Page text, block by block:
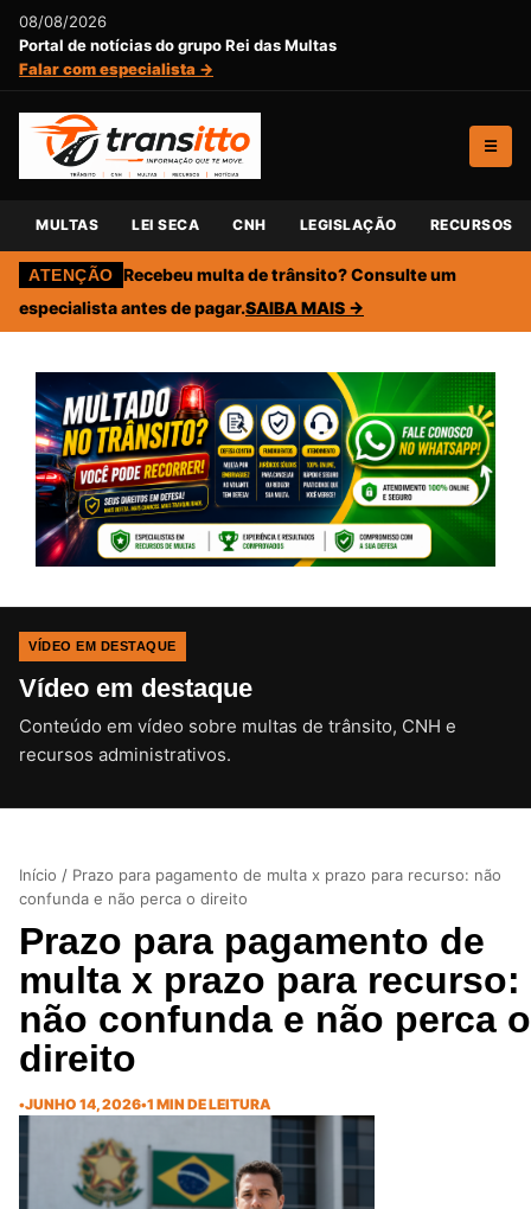
08/08/2026
Portal de notícias do grupo Rei das Multas
Falar com especialista →
☰
MULTAS LEI SECA CNH LEGISLAÇÃO RECURSOS
ATENÇÃO Recebeu multa de trânsito? Consulte um
especialista antes de pagar.SAIBA MAIS →
VÍDEO EM DESTAQUE
Vídeo em destaque
Conteúdo em vídeo sobre multas de trânsito, CNH e
recursos administrativos.CLIQUE PARA ATIVAR O SOM
Início / Prazo para pagamento de multa x prazo para recurso: não
confunda e não perca o direito
Prazo para pagamento de
multa x prazo para recurso:
não confunda e não perca o
direito
•JUNHO 14, 2026•1 MIN DE LEITURA